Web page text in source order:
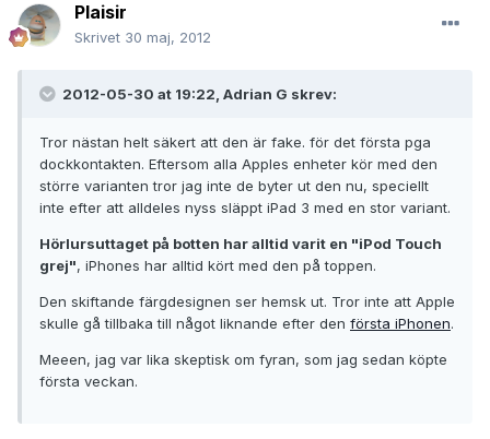
Plaisir
Skrivet 30 maj, 2012
2012-05-30 at 19:22, Adrian G skrev:
Tror nästan helt säkert att den är fake. för det första pga
dockkontakten. Eftersom alla Apples enheter kör med den
större varianten tror jag inte de byter ut den nu, speciellt
inte efter att alldeles nyss släppt iPad 3 med en stor variant.
Hörlursuttaget på botten har alltid varit en "iPod Touch
grej", iPhones har alltid kört med den på toppen.
Den skiftande färgdesignen ser hemsk ut. Tror inte att Apple
skulle gå tillbaka till något liknande efter den första iPhonen.
Meeen, jag var lika skeptisk om fyran, som jag sedan köpte
första veckan.